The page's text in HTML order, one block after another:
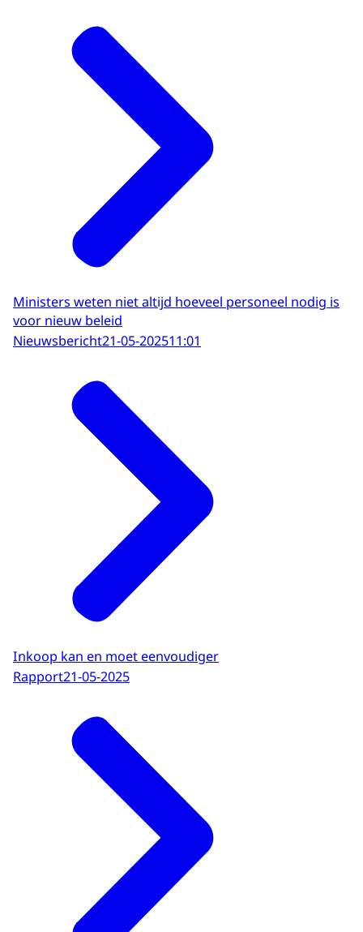
Ministers weten niet altijd hoeveel personeel nodig is
voor nieuw beleid
Nieuwsbericht21-05-202511:01
Inkoop kan en moet eenvoudiger
Rapport21-05-2025